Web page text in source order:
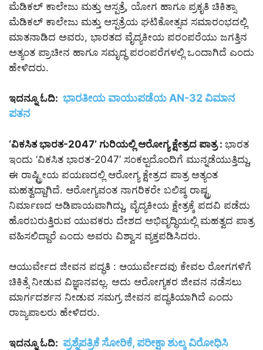
ಮೆಡಿಕಲ್ ಕಾಲೇಜು ಮತ್ತು ಆಸ್ಪತ್ರೆ, ಯೋಗ ಹಾಗೂ ಪ್ರಕೃತಿ ಚಿಕಿತ್ಸಾ
ಮೆಡಿಕಲ್ ಕಾಲೇಜು ಮತ್ತು ಆಸ್ಪತ್ರೆಯ ಘಟಿಕೋತ್ಸವ ಸಮಾರಂಭದಲ್ಲಿ
ಮಾತನಾಡಿದ ಅವರು, ಭಾರತದ ವೈದ್ಯಕೀಯ ಪರಂಪರೆಯು ಜಗತ್ತಿನ
ಅತ್ಯಂತ ಪ್ರಾಚೀನ ಹಾಗೂ ಸಮೃದ್ಧ ಪರಂಪರೆಗಳಲ್ಲಿ ಒಂದಾಗಿದೆ ಎಂದು
ಹೇಳಿದರು.
ಇದನ್ನೂ ಓದಿ: ಭಾರತೀಯ ವಾಯುಪಡೆಯ AN-32 ವಿಮಾನ
ಪತನ
‘ವಿಕಸಿತ ಭಾರತ-2047’ ಗುರಿಯಲ್ಲಿ ಆರೋಗ್ಯ ಕ್ಷೇತ್ರದ ಪಾತ್ರ : ಭಾರತ
ಇಂದು ‘ವಿಕಸಿತ ಭಾರತ-2047’ ಸಂಕಲ್ಪದೊಂದಿಗೆ ಮುನ್ನಡೆಯುತ್ತಿದ್ದು,
ಈ ರಾಷ್ಟ್ರೀಯ ಪಯಣದಲ್ಲಿ ಆರೋಗ್ಯ ಕ್ಷೇತ್ರದ ಪಾತ್ರ ಅತ್ಯಂತ
ಮಹತ್ವದ್ದಾಗಿದೆ. ಆರೋಗ್ಯವಂತ ನಾಗರಿಕರೇ ಬಲಿಷ್ಠ ರಾಷ್ಟ್ರ
ನಿರ್ಮಾಣದ ಅಡಿಪಾಯವಾಗಿದ್ದು, ವೈದ್ಯಕೀಯ ಕ್ಷೇತ್ರಕ್ಕೆ ಪದವಿ ಪಡೆದು
ಹೊರಬರುತ್ತಿರುವ ಯುವಕರು ದೇಶದ ಅಭಿವೃದ್ಧಿಯಲ್ಲಿ ಮಹತ್ವದ ಪಾತ್ರ
ವಹಿಸಲಿದ್ದಾರೆ ಎಂದು ಅವರು ವಿಶ್ವಾಸ ವ್ಯಕ್ತಪಡಿಸಿದರು.
ಆಯುರ್ವೇದ ಜೀವನ ಪದ್ಧತಿ : ಆಯುರ್ವೇದವು ಕೇವಲ ರೋಗಗಳಿಗೆ
ಚಿಕಿತ್ಸೆ ನೀಡುವ ವಿಜ್ಞಾನವಲ್ಲ. ಅದು ಆರೋಗ್ಯಕರ ಜೀವನ ನಡೆಸಲು
ಮಾರ್ಗದರ್ಶನ ನೀಡುವ ಸಮಗ್ರ ಜೀವನ ಪದ್ಧತಿಯಾಗಿದೆ ಎಂದು
ರಾಜ್ಯಪಾಲರು ಹೇಳಿದರು.
ಇದನ್ನೂ ಓದಿ: ಪ್ರಶ್ನೆಪತ್ರಿಕೆ ಸೋರಿಕೆ, ಪರೀಕ್ಷಾ ಶುಲ್ಕ ವಿರೋಧಿಸಿ